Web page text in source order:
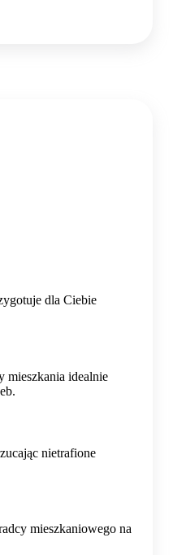
dla Ciebie
mieszkania idealnie
nietrafione
mieszkaniowego na